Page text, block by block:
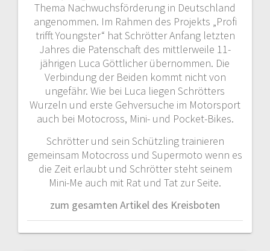
Thema Nachwuchsförderung in Deutschland
angenommen. Im Rahmen des Projekts „Profi
trifft Youngster“ hat Schrötter Anfang letzten
Jahres die Patenschaft des mittlerweile 11-
jährigen Luca Göttlicher übernommen. Die
Verbindung der Beiden kommt nicht von
ungefähr. Wie bei Luca liegen Schrötters
Wurzeln und erste Gehversuche im Motorsport
auch bei Motocross, Mini- und Pocket-Bikes.
Schrötter und sein Schützling trainieren
gemeinsam Motocross und Supermoto wenn es
die Zeit erlaubt und Schrötter steht seinem
Mini-Me auch mit Rat und Tat zur Seite.
zum gesamten Artikel des Kreisboten